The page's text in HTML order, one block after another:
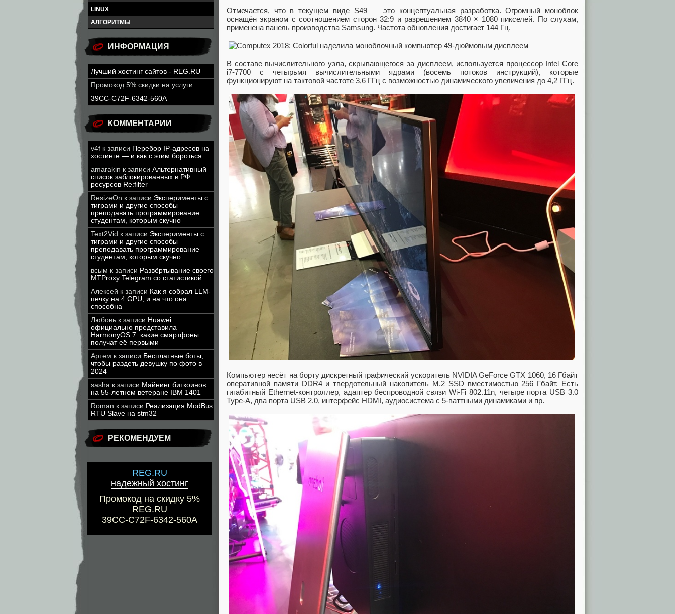
LINUX
АЛГОРИТМЫ
ИНФОРМАЦИЯ
Лучший хостинг сайтов - REG.RU
Промокод 5% скидки на услуги
39CC-C72F-6342-560A
КОММЕНТАРИИ
v4f к записи Перебор IP-адресов на
хостинге — и как с этим бороться
amarakin к записи Альтернативный
список заблокированных в РФ
ресурсов Re:filter
ResizeOn к записи Эксперименты с
тиграми и другие способы
преподавать программирование
студентам, которым скучно
Text2Vid к записи Эксперименты с
тиграми и другие способы
преподавать программирование
студентам, которым скучно
всым к записи Развёртывание своего
MTProxy Telegram со статистикой
Алексей к записи Как я собрал LLM-
печку на 4 GPU, и на что она
способна
Любовь к записи Huawei
официально представила
HarmonyOS 7: какие смартфоны
получат её первыми
Артем к записи Бесплатные боты,
чтобы раздеть девушку по фото в
2024
sasha к записи Майнинг биткоинов
на 55-летнем ветеране IBM 1401
Roman к записи Реализация ModBus
RTU Slave на stm32
РЕКОМЕНДУЕМ
REG.RU
надежный хостинг
Промокод на скидку 5%
REG.RU
39CC-C72F-6342-560A
Отмечается, что в текущем виде S49 — это концептуальная разработка. Огромный моноблок
оснащён экраном с соотношением сторон 32:9 и разрешением 3840 × 1080 пикселей. По слухам,
применена панель производства Samsung. Частота обновления достигает 144 Гц.
В составе вычислительного узла, скрывающегося за дисплеем, используется процессор Intel Core
i7-7700 с четырьмя вычислительными ядрами (восемь потоков инструкций), которые
функционируют на тактовой частоте 3,6 ГГц с возможностью динамического увеличения до 4,2 ГГц.
Компьютер несёт на борту дискретный графический ускоритель NVIDIA GeForce GTX 1060, 16 Гбайт
оперативной памяти DDR4 и твердотельный накопитель M.2 SSD вместимостью 256 Гбайт. Есть
гигабитный Ethernet-контроллер, адаптер беспроводной связи Wi-Fi 802.11n, четыре порта USB 3.0
Type-A, два порта USB 2.0, интерфейс HDMI, аудиосистема с 5-ваттными динамиками и пр.